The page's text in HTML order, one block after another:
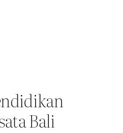
Bali